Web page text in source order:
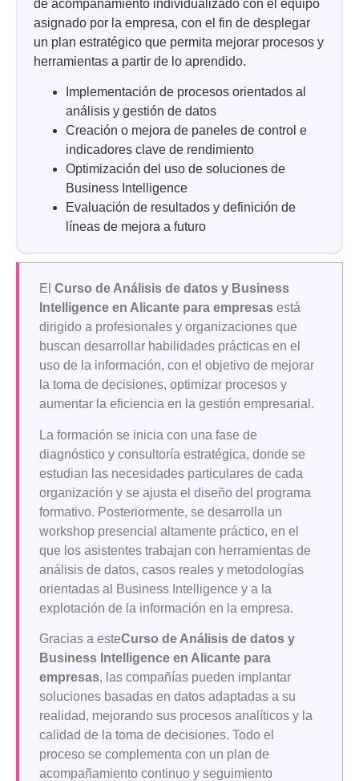
de acompañamiento individualizado con el equipo
asignado por la empresa, con el fin de desplegar
un plan estratégico que permita mejorar procesos y
herramientas a partir de lo aprendido.
Implementación de procesos orientados al
análisis y gestión de datos
Creación o mejora de paneles de control e
indicadores clave de rendimiento
Optimización del uso de soluciones de
Business Intelligence
Evaluación de resultados y definición de
líneas de mejora a futuro
El Curso de Análisis de datos y Business
Intelligence en Alicante para empresas está
dirigido a profesionales y organizaciones que
buscan desarrollar habilidades prácticas en el
uso de la información, con el objetivo de mejorar
la toma de decisiones, optimizar procesos y
aumentar la eficiencia en la gestión empresarial.
La formación se inicia con una fase de
diagnóstico y consultoría estratégica, donde se
estudian las necesidades particulares de cada
organización y se ajusta el diseño del programa
formativo. Posteriormente, se desarrolla un
workshop presencial altamente práctico, en el
que los asistentes trabajan con herramientas de
análisis de datos, casos reales y metodologías
orientadas al Business Intelligence y a la
explotación de la información en la empresa.
Gracias a esteCurso de Análisis de datos y
Business Intelligence en Alicante para
empresas, las compañías pueden implantar
soluciones basadas en datos adaptadas a su
realidad, mejorando sus procesos analíticos y la
calidad de la toma de decisiones. Todo el
proceso se complementa con un plan de
acompañamiento continuo y seguimiento